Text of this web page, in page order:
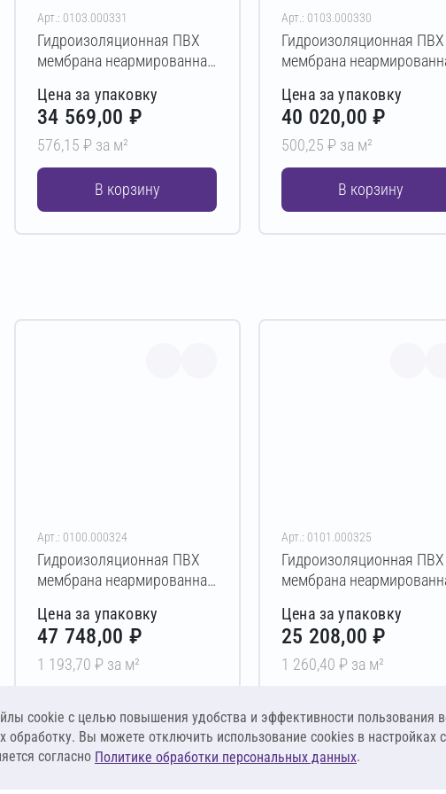
Арт.: 0103.000331
Гидроизоляционная ПВХ
мембрана неармированная
0,9х2000х30000 мм
Цена за упаковку
34 569,00 ₽
576,15 ₽ за м²
В корзину
Арт.: 0103.000330
Гидроизоляционная ПВХ
мембрана
0,7х2000х40000 мм
Цена за упаковку
40 020,00 ₽
500,25 ₽ за м²
В корзину
Арт.: 0100.000324
Гидроизоляционная ПВХ
мембрана неармированная
2,0x2000x20000 мм
Цена за упаковку
47 748,00 ₽
1 193,70 ₽ за м²
Арт.: 0101.000325
Гидроизоляционная ПВХ
мембрана
1,5x2000x10000 мм
Цена за упаковку
25 208,00 ₽
1 260,40 ₽ за м²
cookie c целью повышения удобства и эффективности пользования
обработку. Вы можете отключить использование cookies в настройках
согласно Политике обработки персональных данных.